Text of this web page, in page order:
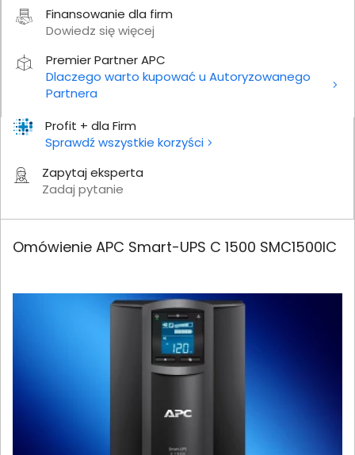
Profit + dla Firm
Sprawdź wszystkie korzyści
Zapytaj eksperta
Zadaj pytanie
Finansowanie dla firm
Dowiedz się więcej
Premier Partner APC
Dlaczego warto kupować u Autoryzowanego
Partnera
Omówienie APC Smart-UPS C 1500 SMC1500IC